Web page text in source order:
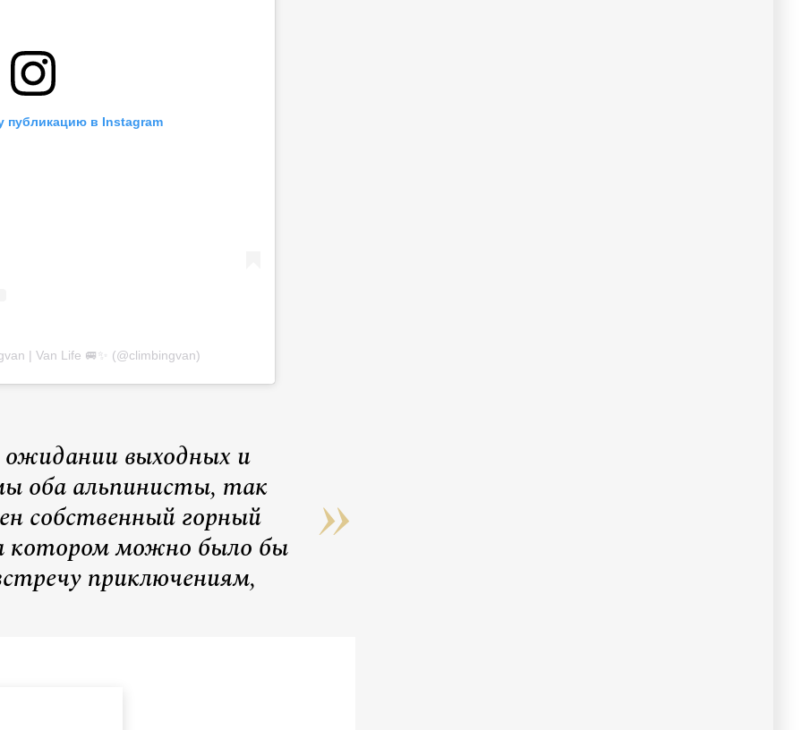
публикацию в Instagram
| Van Life 🚐✨ (@climbingvan)
выходных и
оба альпинисты, так
собственный горный
котором можно было бы
приключениям,